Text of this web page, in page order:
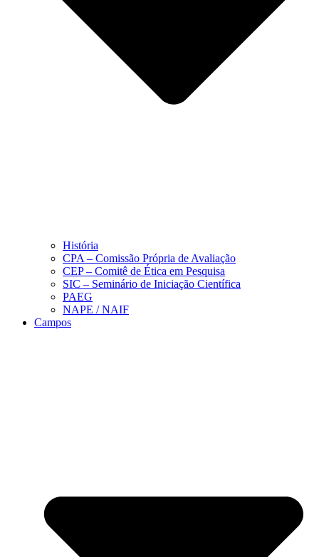
História
CPA – Comissão Própria de Avaliação
CEP – Comitê de Ética em Pesquisa
SIC – Seminário de Iniciação Científica
PAEG
NAPE / NAIF
Campos